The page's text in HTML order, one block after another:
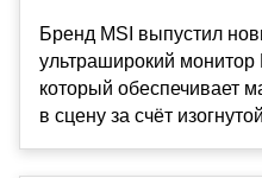
Бренд MSI выпустил
ультраширокий монитор
который обеспечивает
в сцену за счёт